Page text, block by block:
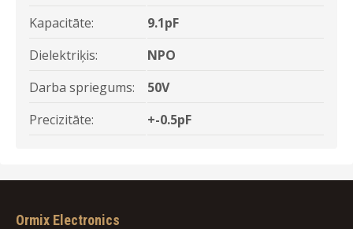
Kapacitāte:
9.1pF
Dielektriķis:
NPO
Darba spriegums:
50V
Precizitāte:
+-0.5pF
Ormix Electronics